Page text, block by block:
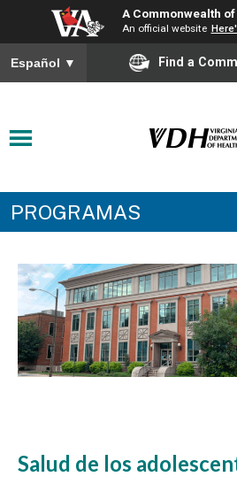
A Commonwealth
An official website
Español ▼ Find a
PROGRAMAS
Salud de los